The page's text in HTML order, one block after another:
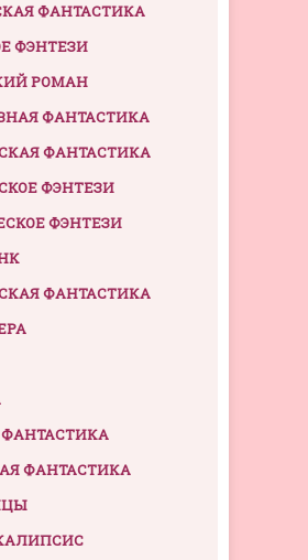
ФАНТАСТИКА
ФЭНТЕЗИ
РОМАН
ФАНТАСТИКА
ФАНТАСТИКА
ФЭНТЕЗИ
ФЭНТЕЗИ
ФАНТАСТИКА
ФАНТАСТИКА